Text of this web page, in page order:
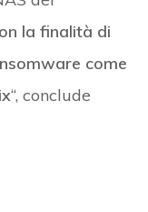
la finalità di
come
“, conclude